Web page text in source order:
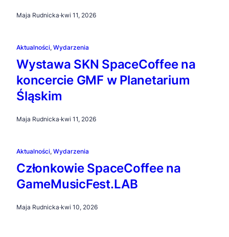
Maja Rudnicka·kwi 11, 2026
Aktualności, Wydarzenia
Wystawa SKN SpaceCoffee na
koncercie GMF w Planetarium
Śląskim
Maja Rudnicka·kwi 11, 2026
Aktualności, Wydarzenia
Członkowie SpaceCoffee na
GameMusicFest.LAB
Maja Rudnicka·kwi 10, 2026